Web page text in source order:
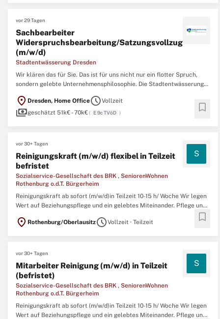
vor 29 Tagen
Sachbearbeiter
Widerspruchsbearbeitung/Satzungsvollzug
(m/w/d)
Stadtentwässerung Dresden
Wir klären das für Sie. Das ist für uns nicht nur ein flotter Spruch,
sondern gelebte Unternehmensphilosophie. Die Stadtentwässerung
und der Gelsenwasser AG. Abwasser ist unser tägliches Geschäft:
Wir erbringen Dienstleistungen
location_on Dresden, Home OfficescheduleVollzeit
paymentsgeschätzt 51k€ - 70k€( E 9c TVöD ) bookmark
vor 30+ Tagen
Reinigungskraft (m/w/d) flexibel in Teilzeit
befristet
Sozialservice-Gesellschaft des BRK , SeniorenWohnen
Rothenburg o.d.T. Bürgerheim
S
Reinigungskraft ab sofort (m/w/d)in Teilzeit 10-15 h/ Woche Wir legen
Wert auf Beziehungspflege und ein gelebtes Miteinander. Pflege und
Tarifvertrag, Sonderzahlungen (Urlaubs- und Weihnachtsgeld) und
location_on Rothenburg/OberlausitzscheduleVollzeit · Teilzeit bookmark
vor 30+ Tagen
Mitarbeiter Reinigung (m/w/d) in Teilzeit
(befristet)
Sozialservice-Gesellschaft des BRK , SeniorenWohnen
Rothenburg o.d.T. Bürgerheim
S
Reinigungskraft ab sofort (m/w/d)in Teilzeit 10-15 h/ Woche Wir legen
Wert auf Beziehungspflege und ein gelebtes Miteinander. Pflege und